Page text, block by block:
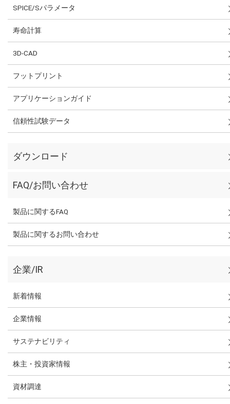
SPICE/Sパラメータ
寿命計算
3D-CAD
フットプリント
アプリケーションガイド
信頼性試験データ
ダウンロード
FAQ/お問い合わせ
製品に関するFAQ
製品に関するお問い合わせ
企業/IR
新着情報
企業情報
サステナビリティ
株主・投資家情報
資材調達